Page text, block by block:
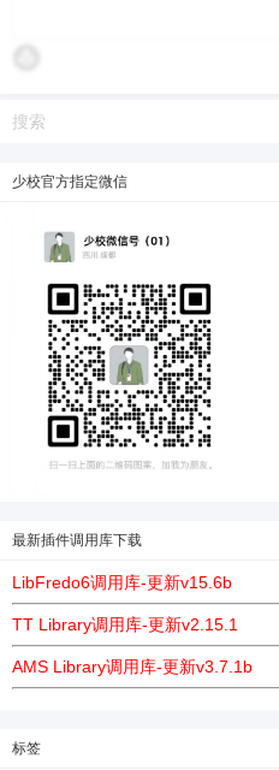
少校官方指定微信
最新插件调用库下载
LibFredo6调用库-更新v15.6b
TT Library调用库-更新v2.15.1
AMS Library调用库-更新v3.7.1b
标签